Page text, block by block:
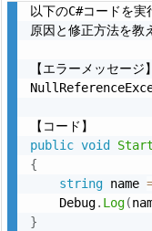
#
エ
ラ
を
以下のC#コードを実
原因と修正方法を教
【エラーメッセージ】
public void Start
{
string name
    Debug
. Log(
}